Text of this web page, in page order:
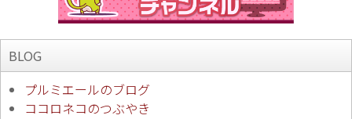
BLOG
プルミエールのブログ
ココロネコのつぶやき